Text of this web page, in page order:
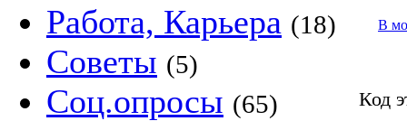
Работа, Карьера (18)
Советы (5)
Соц.опросы (65)
В
Код